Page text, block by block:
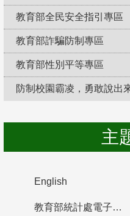
教育部全民安全指引專區
教育部詐騙防制專區
教育部性別平等專區
防制校園霸凌，勇敢說出
主
English
教育部統計處電子書櫃